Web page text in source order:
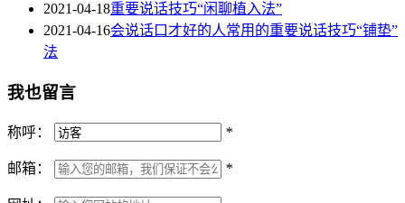
2021-04-18重要说话技巧“闲聊植入法”
2021-04-16会说话口才好的人常用的重要说话技巧“铺垫”
法
我也留言
称呼： *
邮箱： *